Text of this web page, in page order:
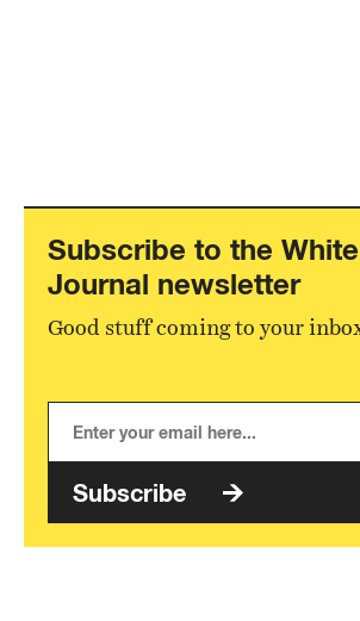
Subscribe to the
Journal newsletter
Good stuff coming to your
Subscribe